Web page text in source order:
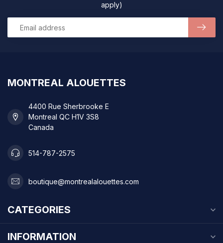
apply)
MONTREAL ALOUETTES
4400 Rue Sherbrooke E
Montreal QC H1V 3S8
Canada
514-787-2575
boutique@montrealalouettes.com
CATEGORIES
INFORMATION